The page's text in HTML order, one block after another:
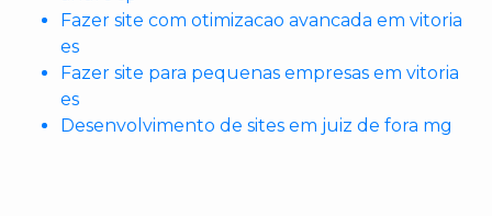
Fazer site com otimizacao avancada em vitoria
es
Fazer site para pequenas empresas em vitoria
es
Desenvolvimento de sites em juiz de fora mg